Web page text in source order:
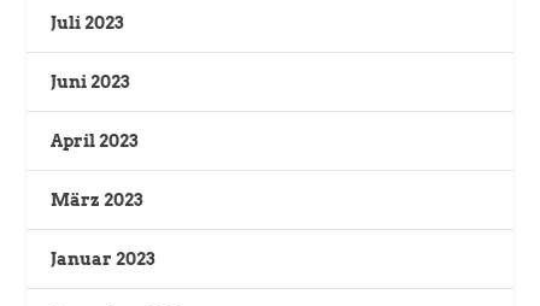
Juli 2023
Juni 2023
April 2023
März 2023
Januar 2023